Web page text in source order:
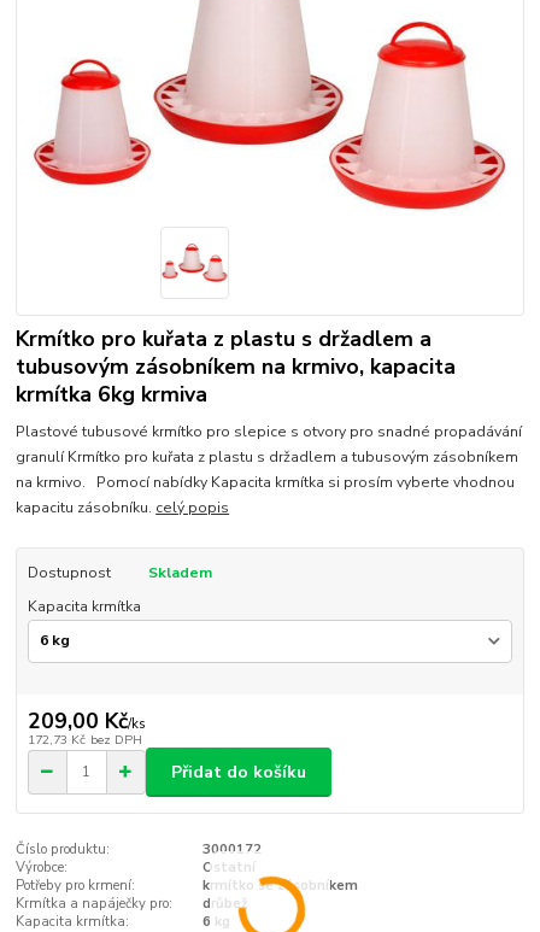
Krmítko pro kuřata z plastu s držadlem a
tubusovým zásobníkem na krmivo, kapacita
krmítka 6kg krmiva
Plastové tubusové krmítko pro slepice s otvory pro snadné propadávání
granulí Krmítko pro kuřata z plastu s držadlem a tubusovým zásobníkem
na krmivo. Pomocí nabídky Kapacita krmítka si prosím vyberte vhodnou
kapacitu zásobníku. celý popis
Dostupnost
Skladem
Kapacita krmítka
209,00 Kč/ks
172,73 Kč bez DPH
Přidat do košíku
Číslo produktu:
3000172
Výrobce:
Ostatní
Potřeby pro krmení:
krmítko se zásobníkem
Krmítka a napáječky pro:
drůbež
Kapacita krmítka:
6 kg